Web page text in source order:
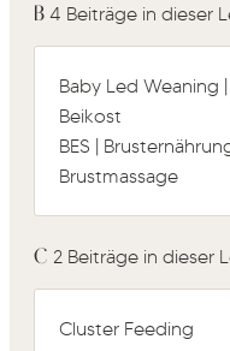
B 4 Beiträge in dieser
Baby Led Weaning |
Beikost
BES |
Brustmassage
C 2 Beiträge in dieser
Cluster Feeding